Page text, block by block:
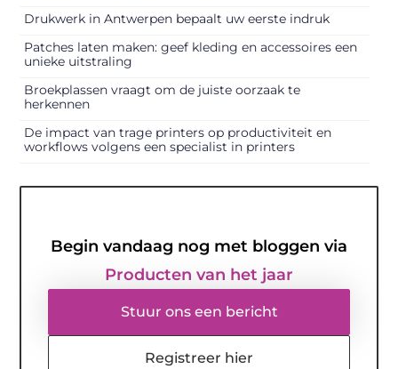
Drukwerk in Antwerpen bepaalt uw eerste indruk
Patches laten maken: geef kleding en accessoires een
unieke uitstraling
Broekplassen vraagt om de juiste oorzaak te
herkennen
De impact van trage printers op productiviteit en
workflows volgens een specialist in printers
Begin vandaag nog met bloggen via
Producten van het jaar
Stuur ons een bericht
Registreer hier